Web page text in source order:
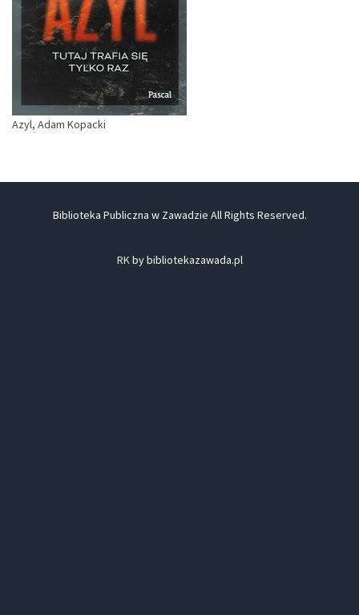
Azyl, Adam Kopacki
Biblioteka Publiczna w Zawadzie All Rights Reserved.
RKby bibliotekazawada.pl